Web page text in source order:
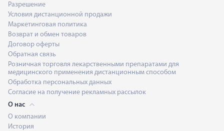
Разрешение
Условия дистанционной продажи
Маркетинговая политика
Возврат и обмен товаров
Договор оферты
Обратная связь
Розничная торговля лекарственными препаратами для
медицинского применения дистанционным способом
Обработка персональных данных
Согласие на получение рекламных рассылок
О нас
О компании
История